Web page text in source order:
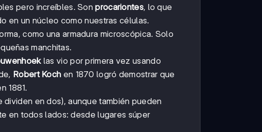
pero increíbles. Sonprocariontes, lo que
en un núcleo como nuestras células.
como una armadura microscópica. Solo
manchitas.
las vio por primera vez usando
Robert Koch en 1870 logró demostrar que
1881.
dividen en dos), aunque también pueden
en todos lados: desde lugares súper